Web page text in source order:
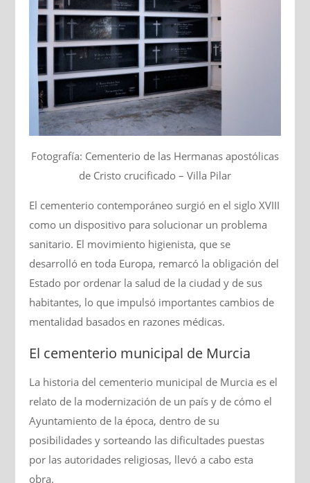
Fotografía: Cementerio de las Hermanas apostólicas
de Cristo crucificado – Villa Pilar
El cementerio contemporáneo surgió en el siglo XVIII
como un dispositivo para solucionar un problema
sanitario. El movimiento higienista, que se
desarrolló en toda Europa, remarcó la obligación del
Estado por ordenar la salud de la ciudad y de sus
habitantes, lo que impulsó importantes cambios de
mentalidad basados en razones médicas.
El cementerio municipal de Murcia
La historia del cementerio municipal de Murcia es el
relato de la modernización de un país y de cómo el
Ayuntamiento de la época, dentro de su
posibilidades y sorteando las dificultades puestas
por las autoridades religiosas, llevó a cabo esta
obra.